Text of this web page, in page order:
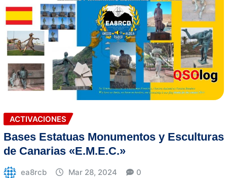
ACTIVACIONES
Bases Estatuas Monumentos y Esculturas
de Canarias «E.M.E.C.»
ea8rcb Mar 28, 2024 0